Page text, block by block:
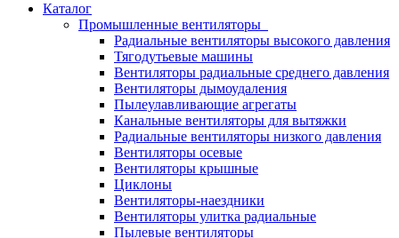
Каталог
Промышленные вентиляторы
Радиальные вентиляторы высокого давления
Тягодутьевые машины
Вентиляторы радиальные среднего давления
Вентиляторы дымоудаления
Пылеулавливающие агрегаты
Канальные вентиляторы для вытяжки
Радиальные вентиляторы низкого давления
Вентиляторы осевые
Вентиляторы крышные
Циклоны
Вентиляторы-наездники
Вентиляторы улитка радиальные
Пылевые вентиляторы